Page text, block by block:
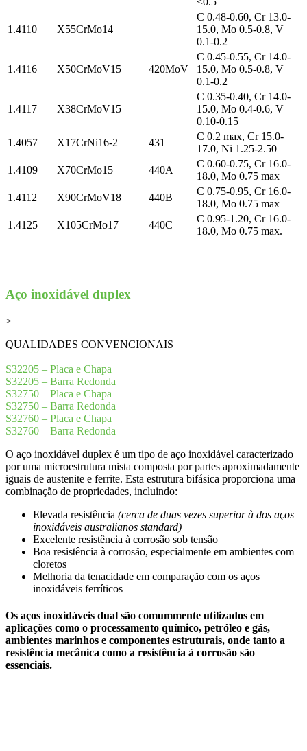
1.4110 X55CrMo14
C 0.48-0.60, Cr 13.0-
15.0, Mo 0.5-0.8, V
0.1-0.2
1.4116 X50CrMoV15 420MoV
C 0.45-0.55, Cr 14.0-
15.0, Mo 0.5-0.8, V
0.1-0.2
1.4117 X38CrMoV15
C 0.35-0.40, Cr 14.0-
15.0, Mo 0.4-0.6, V
0.10-0.15
1.4057
X17CrNi16-2 431
C 0.2 max, Cr 15.0-
17.0, Ni 1.25-2.50
1.4109
X70CrMo15 440A
C 0.60-0.75, Cr 16.0-
18.0, Mo 0.75 max
1.4112
X90CrMoV18 440B
C 0.75-0.95, Cr 16.0-
18.0, Mo 0.75 max
1.4125
X105CrMo17 440C
C 0.95-1.20, Cr 16.0-
18.0, Mo 0.75 max.
Aço inoxidável duplex
>
QUALIDADES CONVENCIONAIS
S32205 – Placa e Chapa
S32205 – Barra Redonda
S32750 – Placa e Chapa
S32750 – Barra Redonda
S32760 – Placa e Chapa
S32760 – Barra Redonda
O aço inoxidável duplex é um tipo de aço inoxidável caracterizado
por uma microestrutura mista composta por partes aproximadamente
iguais de austenite e ferrite. Esta estrutura bifásica proporciona uma
combinação de propriedades, incluindo:
Elevada resistência (cerca de duas vezes superior à dos aços
inoxidáveis ​​australianos standard)
Excelente resistência à corrosão sob tensão
Boa resistência à corrosão, especialmente em ambientes com
cloretos
Melhoria da tenacidade em comparação com os aços
inoxidáveis ​​ferríticos
Os aços inoxidáveis ​​dual são comummente utilizados em
aplicações como o processamento químico, petróleo e gás,
ambientes marinhos e componentes estruturais, onde tanto a
resistência mecânica como a resistência à corrosão são
essenciais.